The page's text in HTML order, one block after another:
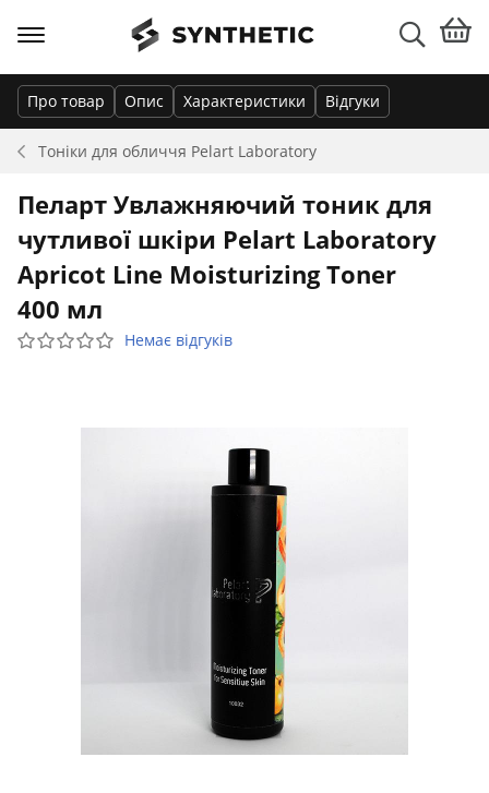
Тоніки для обличчя Pelart Laboratory
Про товар Опис Характеристики Відгуки
Пеларт Увлажняючий тоник для
чутливої шкіри Pelart Laboratory
Apricot Line Moisturizing Toner
400 мл
Немає відгуків